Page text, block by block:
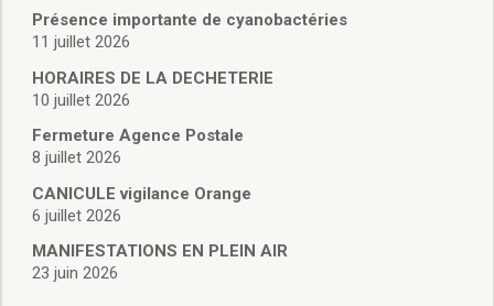
Services en ligne
Licences boissons
Cadastre
Actes d’état civil
Budget de Fonctionnement
Budget d’Investissement
Conseils municipaux
Règlement du conseil municipal
Présence importante de cyanobactéries
11 juillet 2026
HORAIRES DE LA DECHETERIE
10 juillet 2026
Fermeture Agence Postale
8 juillet 2026
CANICULE vigilance Orange
6 juillet 2026
MANIFESTATIONS EN PLEIN AIR
23 juin 2026